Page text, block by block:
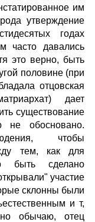
им
утверждение
годах
часто давались
это верно, быть
половине (при
отцовская
дает
существование
не обосновано.
чтобы
тем, как для
быть сделано
участие
склонны были
и т,
обычаю, отец